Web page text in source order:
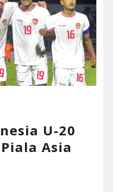
U-20
Asia